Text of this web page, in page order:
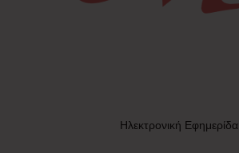
Ηλεκτρονική Εφημερίδα